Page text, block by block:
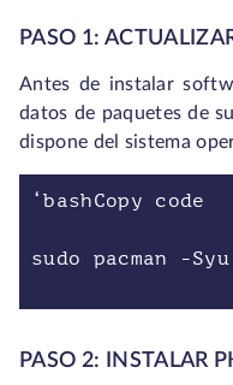
PASO 1:
Antes de instalar
datos de paquetes de
dispone del sistema
‘bashCopy code
sudo pacman -
PASO 2: INSTALAR